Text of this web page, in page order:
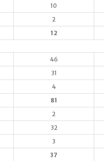
10
2
12
46
31
4
81
2
32
3
37